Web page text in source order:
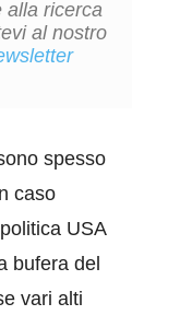
alla ricerca
al nostro
spesso
caso
USA
bufera del
vari alti